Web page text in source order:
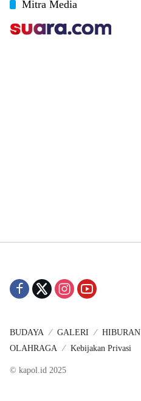
Mitra Media
BUDAYA GALERI HIBURAN
OLAHRAGA
Kebijakan Privasi
© kapol.id 2025